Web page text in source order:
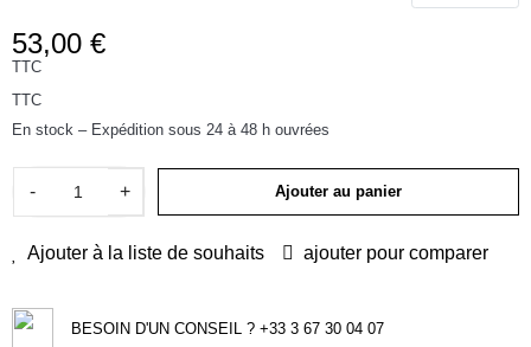
53,00 €
TTC
TTC
En stock – Expédition sous 24 à 48 h ouvrées
- + Ajouter au panier
Ajouter à la liste de souhaits ajouter pour comparer
BESOIN D'UN CONSEIL ? +33 3 67 30 04 07